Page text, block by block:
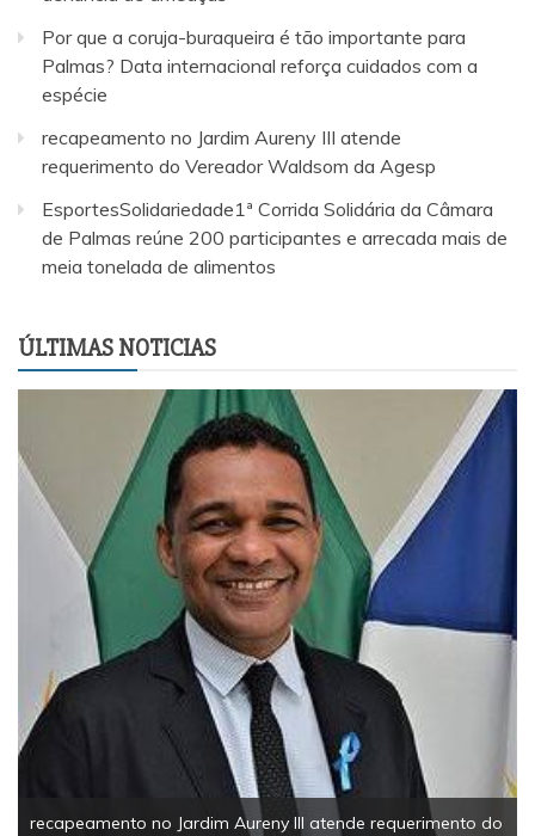
Por que a coruja-buraqueira é tão importante para
Palmas? Data internacional reforça cuidados com a
espécie
recapeamento no Jardim Aureny III atende
requerimento do Vereador Waldsom da Agesp
EsportesSolidariedade1ª Corrida Solidária da Câmara
de Palmas reúne 200 participantes e arrecada mais de
meia tonelada de alimentos
ÚLTIMAS NOTICIAS
recapeamento no Jardim Aureny III atende requerimento do